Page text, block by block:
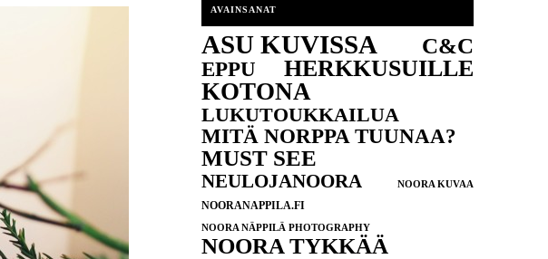
AVAINSANAT
ASU KUVISSA C&C
EPPU HERKKUSUILLE
KOTONA
LUKUTOUKKAILUA
MITÄ NORPPA TUUNAA?
MUST SEE
NEULOJANOORA NOORA KUVAA
NOORANAPPILA.FI
NOORA NÄPPILÄ PHOTOGRAPHY
NOORA TYKKÄÄ